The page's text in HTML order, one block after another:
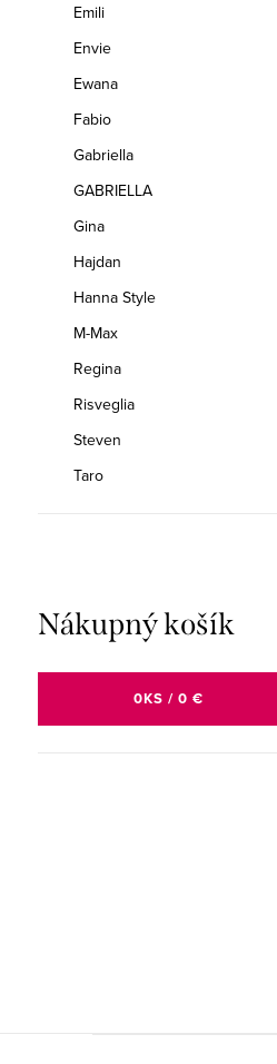
Emili
Envie
Ewana
Fabio
Gabriella
GABRIELLA
Gina
Hajdan
Hanna Style
M-Max
Regina
Risveglia
Steven
Taro
Nákupný košík
0KS / 0 €